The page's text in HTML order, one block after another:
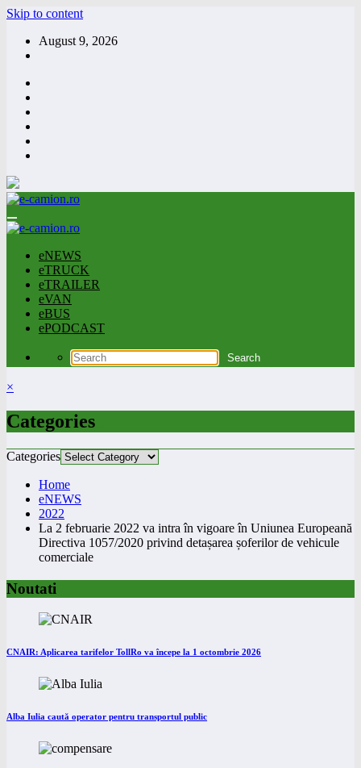
Skip to content
August 9, 2026
eNEWS
eTRUCK
eTRAILER
eVAN
eBUS
ePODCAST
×
Categories
Categories
Home
eNEWS
2022
La 2 februarie 2022 va intra în vigoare în Uniunea Europeană
Directiva 1057/2020 privind detașarea șoferilor de vehicule
comerciale
Noutati
CNAIR: Aplicarea tarifelor TollRo va începe la 1 octombrie 2026
Alba Iulia caută operator pentru transportul public